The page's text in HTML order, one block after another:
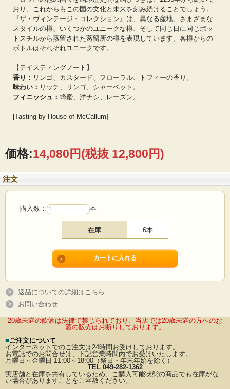
おり、これからもこの国の文化と未来を刻み続けることでしょう。
『ザ・ヴィンテージ・コレクション』は、異なる産地、さまざまな
スタイルの樽、いくつかのユニークな樽、そして同じ日に同じポッ
トスチルから蒸留された蒸留所の樽を表現しています。各樽からの
ボトルはそれぞれユニークです。
【テイスティングノート】
香り： リンゴ、カスタード、フローラル、トフィーの香り。
味わい： リッチ、リンゴ、シャーベット。
フィニッシュ： 蜂蜜、洋ナシ、レーズン。
[Tasting by House of McCallum]
価格:14,080円(税抜 12,800円)
注文
購入数： 本
在庫 6本
返品についての詳細はこちら
お問い合わせ
20歳未満の飲酒は法律で禁じられており、当店では20歳未満の方へのお
酒の販売はお断りしております。
■ご注文について
インターネットでのご注文は24時間お受けしております。
お電話でのお問合せは、下記営業時間内でお受けいたします。
月曜日～金曜日 11:00～18:00（祭日・年末年始を除く）
TEL 049-282-1362
実店舗と在庫を共有しているため、ご購入可能状態の商品でも在庫がな
い場合がありますことをご容赦ください。